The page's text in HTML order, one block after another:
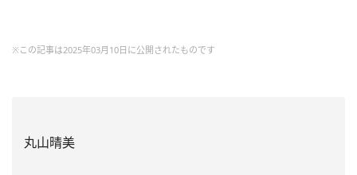
※この記事は2025年03月10日に公開されたものです
丸山晴美